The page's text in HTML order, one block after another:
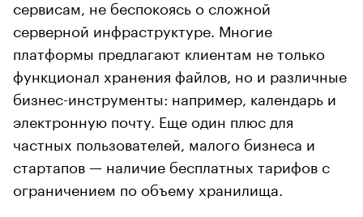
сервисам, не беспокоясь о сложной
серверной инфраструктуре. Многие
платформы предлагают клиентам не только
функционал хранения файлов, но и различные
бизнес-инструменты: например, календарь и
электронную почту. Еще один плюс для
частных пользователей, малого бизнеса и
стартапов — наличие бесплатных тарифов с
ограничением по объему хранилища.